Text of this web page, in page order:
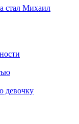
стал Михаил
девочку